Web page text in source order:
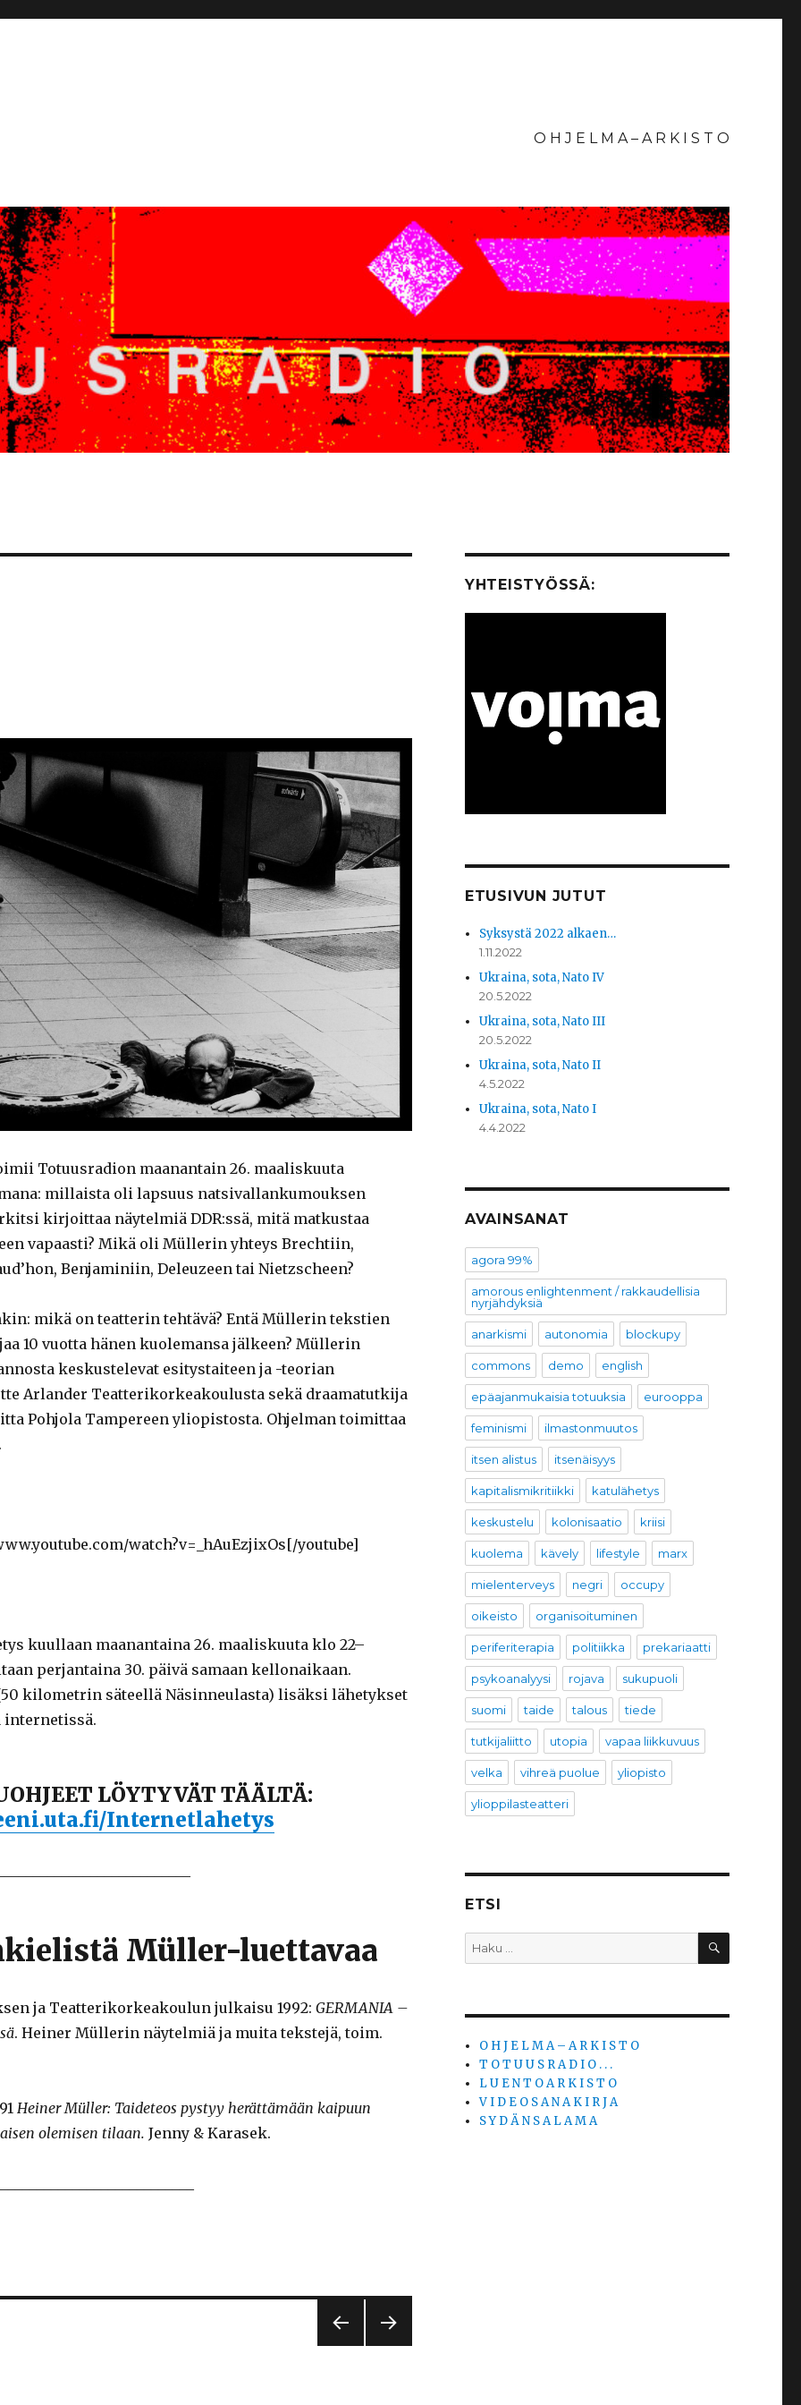
O H J E L M A – A R K I S T O
Totuusradion maanantain 26. maaliskuuta
millaista oli lapsuus natsivallankumouksen
kirjoittaa näytelmiä DDR:ssä, mitä matkustaa
vapaasti? Mikä oli Müllerin yhteys Brechtiin,
Benjaminiin, Deleuzeen tai Nietzscheen?
mikä on teatterin tehtävä? Entä Müllerin tekstien
10 vuotta hänen kuolemansa jälkeen? Müllerin
keskustelevat esitystaiteen ja -teorian
Arlander Teatterikorkeakoulusta sekä draamatutkija
Pohjola Tampereen yliopistosta. Ohjelman toimittaa
watch?v=_hAuEzjixOs[/youtube]
kuullaan maanantaina 26. maaliskuuta klo 22–
perjantaina 30. päivä samaan kellonaikaan.
kilometrin säteellä Näsinneulasta) lisäksi lähetykset
internetissä.
LÖYTYVÄT TÄÄLTÄ:
Internetlahetys
Müller-luettavaa
ja Teatterikorkeakoulun julkaisu 1992: GERMANIA –
. Heiner Müllerin näytelmiä ja muita tekstejä, toim.
Heiner Müller: Taideteos pystyy herättämään kaipuun
olemisen tilaan. Jenny & Karasek.
YHTEISTYÖSSÄ:
ETUSIVUN JUTUT
Syksystä 2022 alkaen…
1.11.2022
Ukraina, sota, Nato IV
20.5.2022
Ukraina, sota, Nato III
20.5.2022
Ukraina, sota, Nato II
4.5.2022
Ukraina, sota, Nato I
4.4.2022
AVAINSANAT
agora 99%
amorous enlightenment / rakkaudellisia
nyrjähdyksiä
anarkismi autonomia blockupy
commons demo english
epäajanmukaisia totuuksia eurooppa
feminismi ilmastonmuutos
itsen alistus itsenäisyys
kapitalismikritiikki katulähetys
keskustelu kolonisaatio kriisi
kuolema kävely lifestyle marx
mielenterveys negri occupy
oikeisto organisoituminen
periferiterapia politiikka prekariaatti
psykoanalyysi rojava sukupuoli
suomi taide talous tiede
tutkijaliitto utopia vapaa liikkuvuus
velka vihreä puolue yliopisto
ylioppilasteatteri
ETSI
Etsi: HAKU
O H J E L M A – A R K I S T O
T O T U U S R A D I O . . .
L U E N T O A R K I S T O
V I D E O S A N A K I R J A
S Y D Ä N S A L A M A